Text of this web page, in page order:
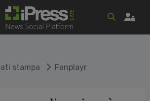
stampa Fanplayr